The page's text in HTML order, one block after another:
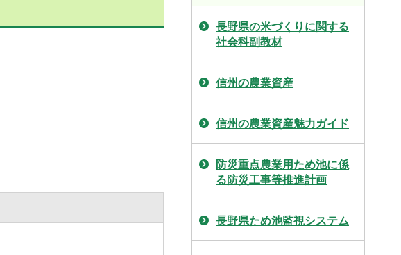
長野県の米づくりに関する
社会科副教材
信州の農業資産
信州の農業資産魅力ガイド
防災重点農業用ため池に係
る防災工事等推進計画
長野県ため池監視システム